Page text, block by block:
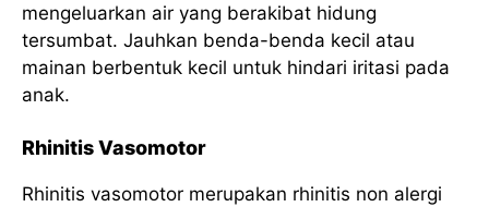
mengeluarkan air yang berakibat hidung
tersumbat. Jauhkan benda-benda kecil atau
mainan berbentuk kecil untuk hindari iritasi pada
anak.
Rhinitis Vasomotor
Rhinitis vasomotor merupakan rhinitis non alergi